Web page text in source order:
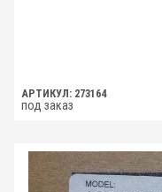
АРТИКУЛ: 273164
под заказ